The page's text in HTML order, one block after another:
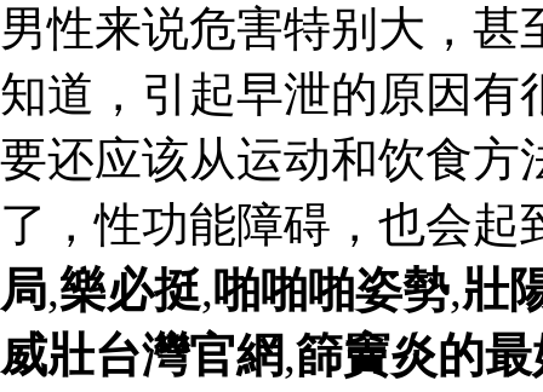
男性来说危害特别大，
知道，引起早泄的原因有
要还应该从运动和饮食方
了，性功能障碍，也会
局,樂必挺,啪啪啪姿勢,壯
威壯台灣官網,篩竇炎的